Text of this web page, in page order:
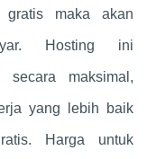
maka akan
Hosting ini
secara maksimal,
yang lebih baik
Harga untuk